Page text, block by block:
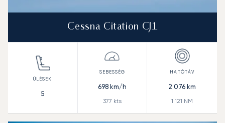
Cessna Citation CJ1
5
698km/h
377 kts
2 076 km
1 121 NM